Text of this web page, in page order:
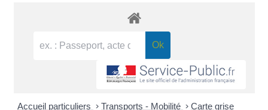
Accueil particuliers > Transports - Mobilité > Carte grise